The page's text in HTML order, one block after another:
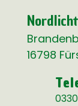
16798